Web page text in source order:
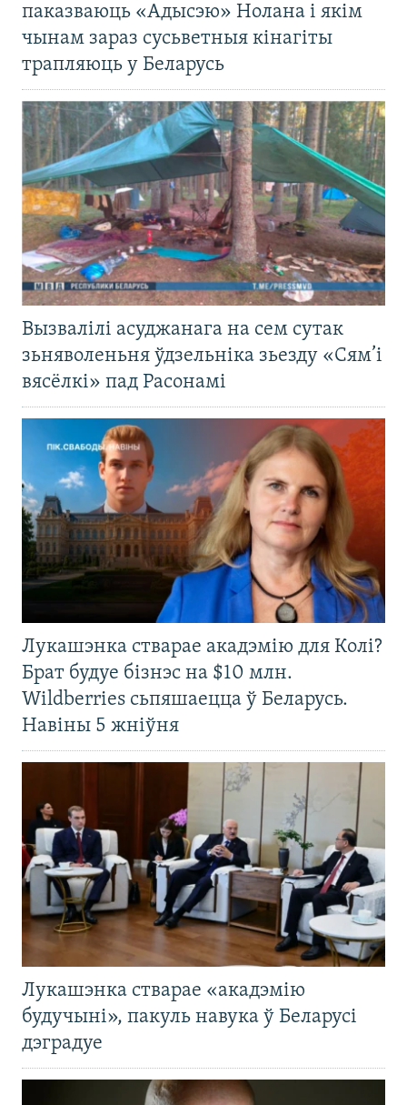
паказваюць «Адысэю» Нолана і якім
чынам зараз сусьветныя кінагіты
трапляюць у Беларусь
Вызвалілі асуджанага на сем сутак
зьняволеньня ўдзельніка зьезду «Сям’і
вясёлкі» пад Расонамі
Лукашэнка стварае акадэмію для Колі?
Брат будуе бізнэс на $10 млн.
Wildberries сьпяшаецца ў Беларусь.
Навіны 5 жніўня
Лукашэнка стварае «акадэмію
будучыні», пакуль навука ў Беларусі
дэградуе